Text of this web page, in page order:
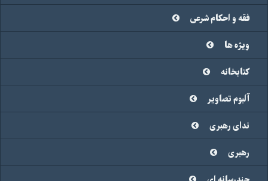
فقه و احکام شرعی
ویژه ها
کتابخانه
آلبوم تصاویر
ندای رهبری
رهبری